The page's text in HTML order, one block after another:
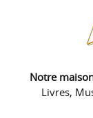
Notre
Livres,